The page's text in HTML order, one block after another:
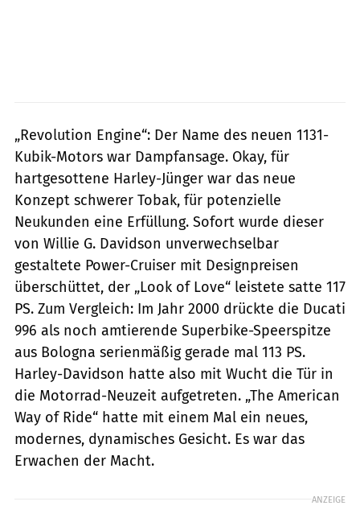
„Revolution Engine“: Der Name des neuen 1131-
Kubik-Motors war Dampfansage. Okay, für
hartgesottene Harley-Jünger war das neue
Konzept schwerer Tobak, für potenzielle
Neukunden eine Erfüllung. Sofort wurde dieser
von Willie G. Davidson unverwechselbar
gestaltete Power-Cruiser mit Designpreisen
überschüttet, der „Look of Love“ leistete satte 117
PS. Zum Vergleich: Im Jahr 2000 drückte die Ducati
996 als noch amtierende Superbike-Speerspitze
aus Bologna serienmäßig gerade mal 113 PS.
Harley-Davidson hatte also mit Wucht die Tür in
die Motorrad-Neuzeit aufgetreten. „The American
Way of Ride“ hatte mit einem Mal ein neues,
modernes, dynamisches Gesicht. Es war das
Erwachen der Macht.
ANZEIGE